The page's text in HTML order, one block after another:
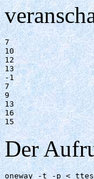
7
10
12
13
-1
7
9
13
16
Der
oneway -t -p <